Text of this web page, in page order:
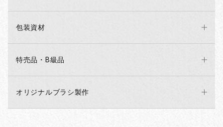
包装資材
特売品・B級品
オリジナルブラシ製作